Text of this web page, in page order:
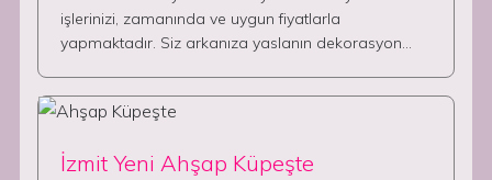
işlerinizi, zamanında ve uygun fiyatlarla
yapmaktadır. Siz arkanıza yaslanın dekorasyon…
İzmit Yeni Ahşap Küpeşte